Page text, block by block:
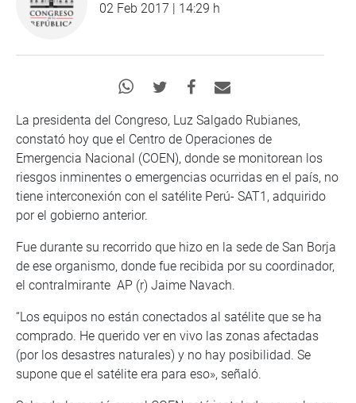
02 Feb 2017 | 14:29 h
La presidenta del Congreso, Luz Salgado Rubianes,
constató hoy que el Centro de Operaciones de
Emergencia Nacional (COEN), donde se monitorean los
riesgos inminentes o emergencias ocurridas en el país, no
tiene interconexión con el satélite Perú- SAT1, adquirido
por el gobierno anterior.
Fue durante su recorrido que hizo en la sede de San Borja
de ese organismo, donde fue recibida por su coordinador,
el contralmirante AP (r) Jaime Navach.
“Los equipos no están conectados al satélite que se ha
comprado. He querido ver en vivo las zonas afectadas
(por los desastres naturales) y no hay posibilidad. Se
supone que el satélite era para eso», señaló.